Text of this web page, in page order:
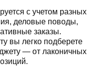
с учетом разных
деловые поводы,
заказы.
вы легко подберете
— от лаконичных